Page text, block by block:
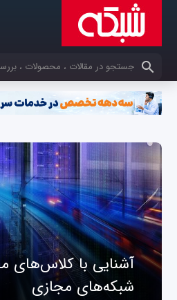
کلمات کلیدی خود را وارد کنید
آشنایی با کلاس‌های
شبکه‌های مجازی